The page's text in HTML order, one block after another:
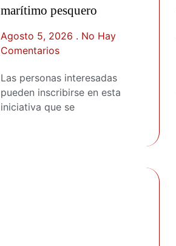
marítimo pesquero
Agosto 5, 2026
No Hay
Comentarios
Las personas interesadas
pueden inscribirse en esta
iniciativa que se